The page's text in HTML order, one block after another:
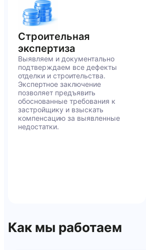
OFF
Строительная
экспертиза
Выявляем и документально
подтверждаем все дефекты
отделки и строительства.
Экспертное заключение
позволяет предъявить
обоснованные требования к
застройщику и взыскать
компенсацию за выявленные
недостатки.
Как мы работаем